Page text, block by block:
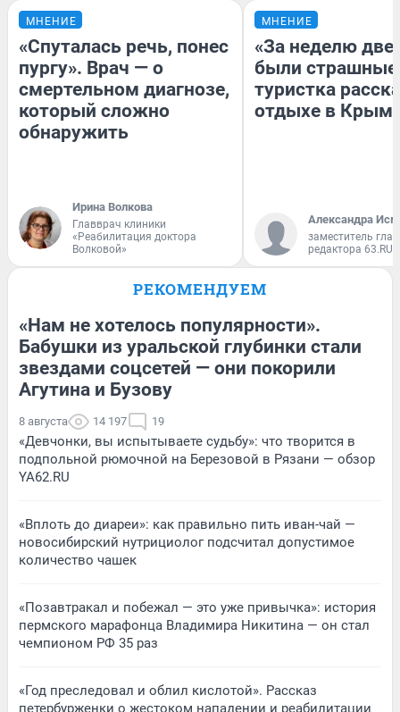
МНЕНИЕ
«Спуталась речь, понес
пургу». Врач — о
смертельном диагнозе,
который сложно
обнаружить
Ирина Волкова
Главврач клиники
«Реабилитация доктора
Волковой»
МНЕНИЕ
«За неделю две
были
туристка
отдыхе в
Александра
заместитель
редактора 63.RU
РЕКОМЕНДУЕМ
«Нам не хотелось популярности».
Бабушки из уральской глубинки стали
звездами соцсетей — они покорили
Агутина и Бузову
8 августа 14 197 19
«Девчонки, вы испытываете судьбу»: что творится в
подпольной рюмочной на Березовой в Рязани — обзор
YA62.RU
«Вплоть до диареи»: как правильно пить иван-чай —
новосибирский нутрициолог подсчитал допустимое
количество чашек
«Позавтракал и побежал — это уже привычка»: история
пермского марафонца Владимира Никитина — он стал
чемпионом РФ 35 раз
«Год преследовал и облил кислотой». Рассказ
петербурженки о жестоком нападении и реабилитации